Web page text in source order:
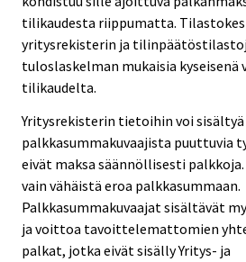
tilikaudesta riippumatta.
yritysrekisterin ja
tuloslaskelman mukaisia kyseisenä
tilikaudelta.
Yritysrekisterin tietoihin voi sisältyä
palkkasummakuvaajista puuttuvia
eivät maksa säännöllisesti
vain vähäistä eroa palkkasummaan.
Palkkasummakuvaajat sisältävät
ja voittoa tavoittelemattomien
palkat, jotka eivät sisälly Yritys- ja